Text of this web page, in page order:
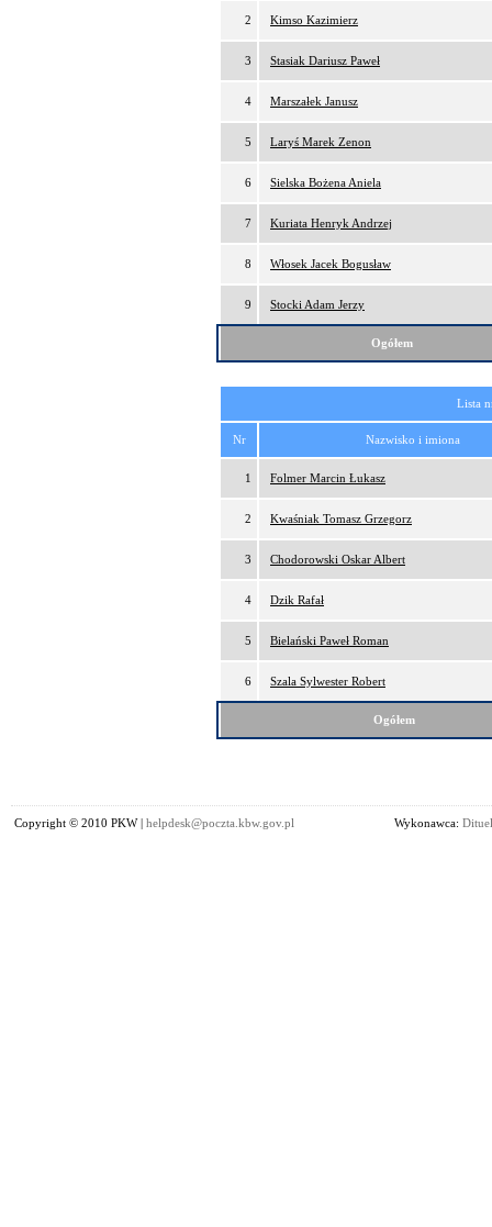
2 Kimso Kazimierz
3 Stasiak Dariusz Paweł
4 Marszałek Janusz
5 Laryś Marek Zenon
6 Sielska Bożena Aniela
7 Kuriata Henryk Andrzej
8 Włosek Jacek Bogusław
9 Stocki Adam Jerzy
Ogółem
Lista
Nr Nazwisko i imiona
1 Folmer Marcin Łukasz
2 Kwaśniak Tomasz Grzegorz
3 Chodorowski Oskar Albert
4 Dzik Rafał
5 Bielański Paweł Roman
6 Szala Sylwester Robert
Ogółem
Copyright © 2010 PKW | helpdesk@poczta.kbw.gov.pl Wykonawca: